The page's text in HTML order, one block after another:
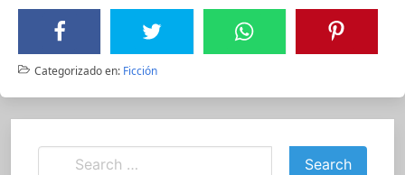
Categorizado en: Ficción